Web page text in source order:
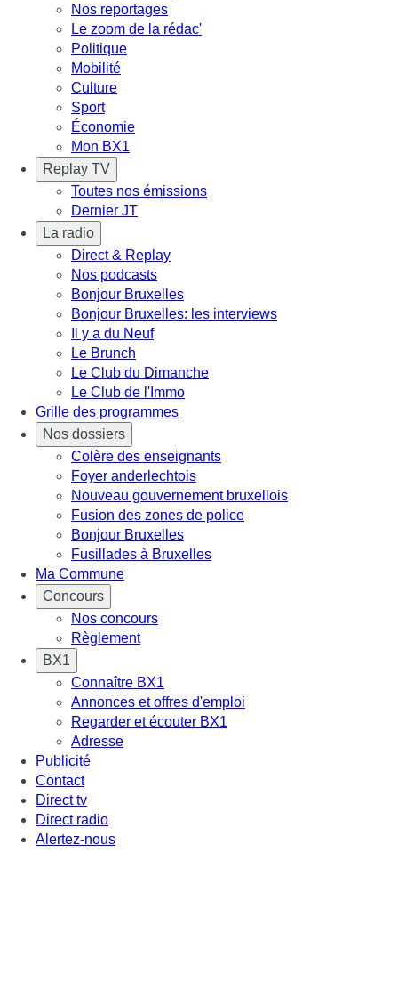
Nos reportages
Le zoom de la rédac'
Politique
Mobilité
Culture
Sport
Économie
Mon BX1
Replay TV
Toutes nos émissions
Dernier JT
La radio
Direct & Replay
Nos podcasts
Bonjour Bruxelles
Bonjour Bruxelles: les interviews
Il y a du Neuf
Le Brunch
Le Club du Dimanche
Le Club de l'Immo
Grille des programmes
Nos dossiers
Colère des enseignants
Foyer anderlechtois
Nouveau gouvernement bruxellois
Fusion des zones de police
Bonjour Bruxelles
Fusillades à Bruxelles
Ma Commune
Concours
Nos concours
Règlement
BX1
Connaître BX1
Annonces et offres d'emploi
Regarder et écouter BX1
Adresse
Publicité
Contact
Direct tv
Direct radio
Alertez-nous